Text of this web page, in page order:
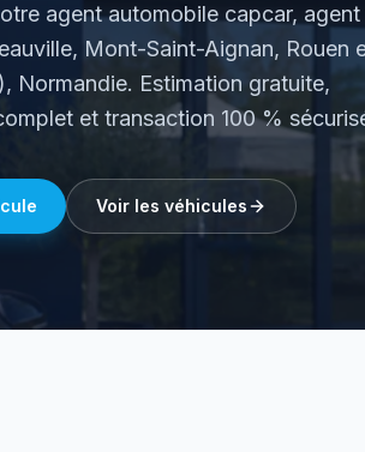
agent automobile capcar,
Mont-Saint-Aignan, Rouen
Normandie. Estimation gratuite,
et transaction 100 %
Voir les véhicules